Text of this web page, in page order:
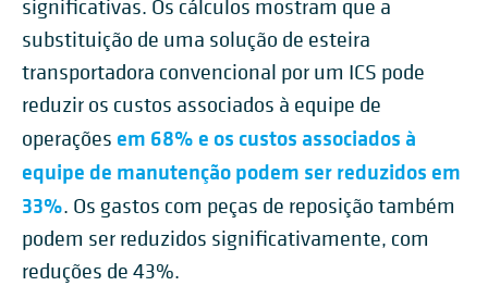
significativas. Os cálculos mostram que a
substituição de uma solução de esteira
transportadora convencional por um ICS pode
reduzir os custos associados à equipe de
operações em 68% e os custos associados à
equipe de manutenção podem ser reduzidos em
33%. Os gastos com peças de reposição também
podem ser reduzidos significativamente, com
reduções de 43%.